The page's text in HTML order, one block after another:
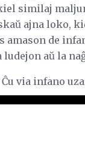
similaj
ajna loko,
de
aŭ la
via infano